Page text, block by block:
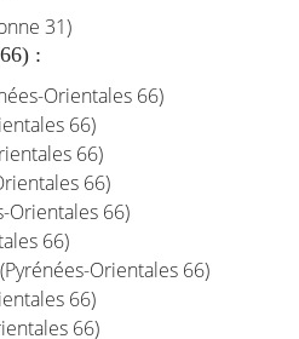
31)
:
Orientales 66)
66)
66)
66)
Orientales 66)
66)
Orientales 66)
66)
66)